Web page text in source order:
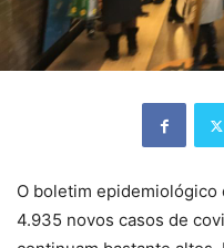
O boletim
4.935 novos casos de